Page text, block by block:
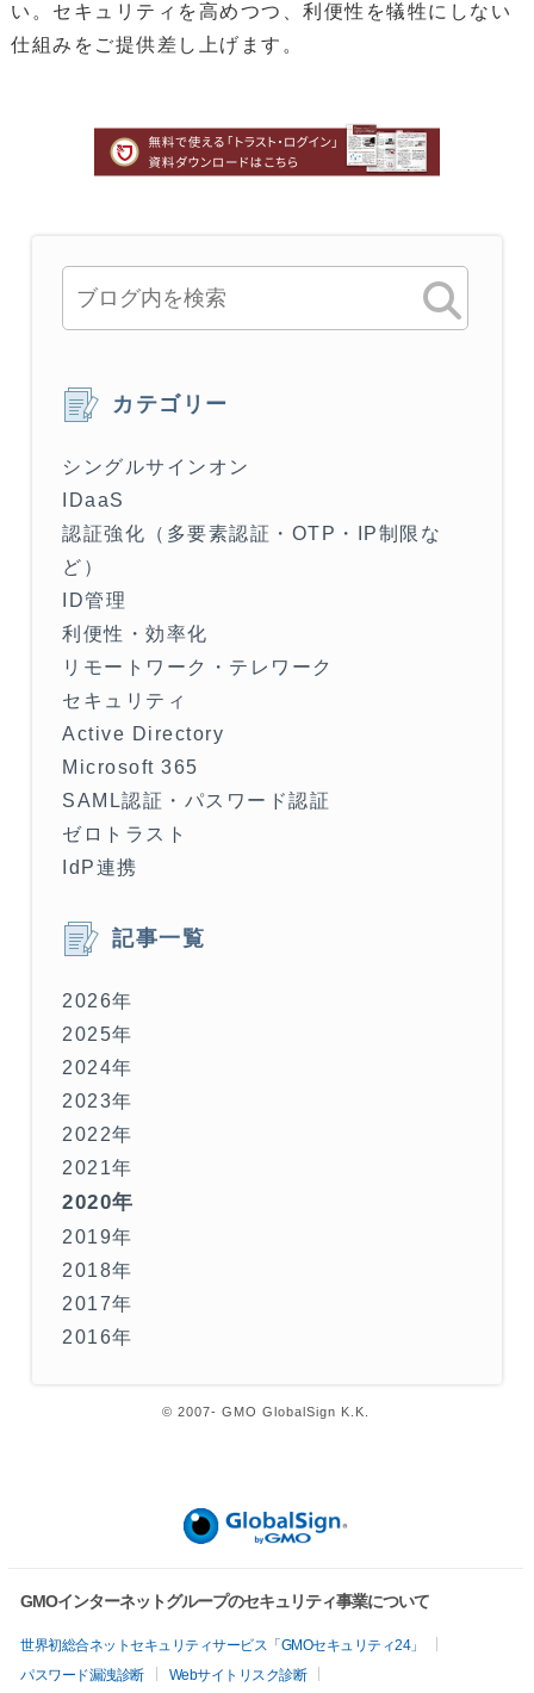
い。セキュリティを高めつつ、利便性を犠牲にしない
仕組みをご提供差し上げます。
カテゴリー
シングルサインオン
IDaaS
認証強化（多要素認証・OTP・IP制限な
ど）
ID管理
利便性・効率化
リモートワーク・テレワーク
セキュリティ
Active Directory
Microsoft 365
SAML認証・パスワード認証
ゼロトラスト
IdP連携
記事一覧
2026年
2025年
2024年
2023年
2022年
2021年
2020年
2019年
2018年
2017年
2016年
© 2007- GMO GlobalSign K.K.
GMOインターネットグループのセキュリティ事業について
世界初総合ネットセキュリティサービス「GMOセキュリティ24」
パスワード漏洩診断
Webサイトリスク診断